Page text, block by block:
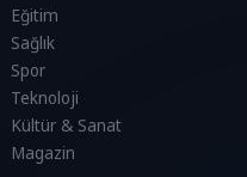
Eğitim
Sağlık
Spor
Teknoloji
Kültür & Sanat
Magazin